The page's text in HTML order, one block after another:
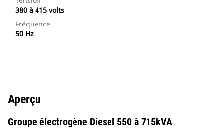
380 à 415 volts
Fréquence
50 Hz
Aperçu
Groupe électrogène Diesel 550 à 715kVA